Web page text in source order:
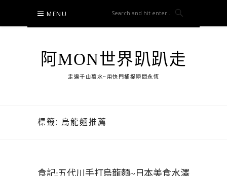
content
MENU
阿MON世界趴趴走
走遍千山萬水~用快門捕捉瞬間永恆
標籤: 烏龍麵推薦
食記:五代川手打烏龍麵~日本美食水澤